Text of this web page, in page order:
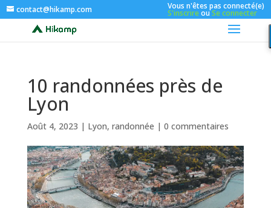
contact@hikamp.com Vous n'êtes pas connecté(e)
S'inscrireouSe connecter
10 randonnées près de
Lyon
Août 4, 2023 | Lyon, randonnée | 0 commentaires